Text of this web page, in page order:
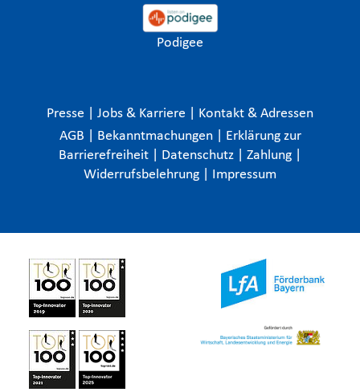
Podigee
Presse Jobs & Karriere
Kontakt & Adressen
AGB
Bekanntmachungen
Erklärung zur
Barrierefreiheit
Datenschutz Zahlung
Widerrufsbelehrung
Impressum